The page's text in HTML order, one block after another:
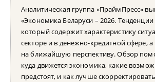
Аналитическая группа «ПраймПресс»
«Экономика Беларуси – 2026.
который содержит характеристику
секторе и в денежно-кредитной сфере,
на ближайшую перспективу. Обзор
куда движется экономика, какие
предстоят, и как лучше